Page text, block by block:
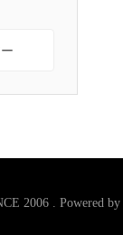
2006 . Powered by